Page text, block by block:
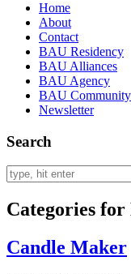
Home
About
Contact
BAU Residency
BAU Alliances
BAU Agency
BAU Community
Newsletter
Search
Categories
Candle Maker